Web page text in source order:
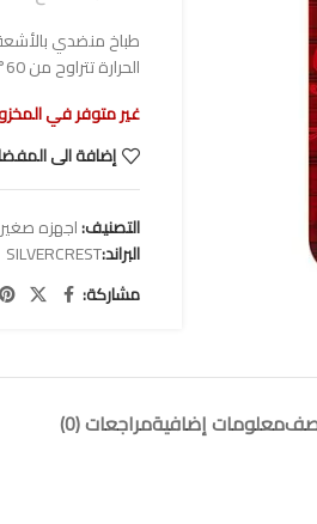
الحرارة تتراوح من 60° إلى 240° لتناسب جميع أنواع الطهي.
غير متوفر في
إضافة الى
التصنيف:اجهزه
البراند:SILVERCREST
مشاركة:
معلومات إضافيةمراجعات (0)